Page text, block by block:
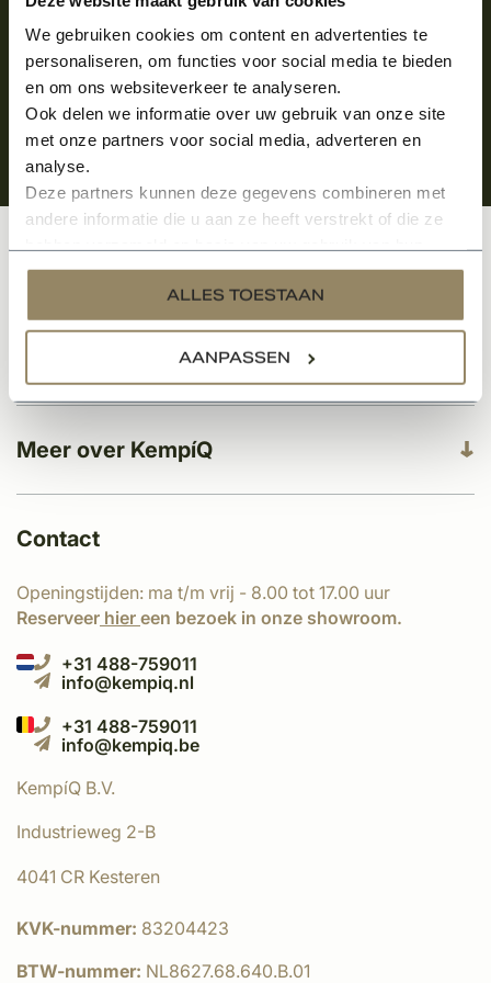
We gebruiken cookies om content en advertenties te
personaliseren, om functies voor social media te bieden
en om ons websiteverkeer te analyseren.
Ook delen we informatie over uw gebruik van onze site
met onze partners voor social media, adverteren en
analyse.
Deze partners kunnen deze gegevens combineren met
andere informatie die u aan ze heeft verstrekt of die ze
services.
ALLES TOESTAAN
AANPASSEN
Meer over KempíQ
Klantenservice
Contact
Openingstijden: ma t/m vrij - 8.00 tot 17.00 uur
Reserveer hier een bezoek in onze showroom.
+31 488-759011
info@kempiq.nl
+31 488-759011
info@kempiq.be
KempíQ B.V.
Industrieweg 2-B
4041 CR Kesteren
KVK-nummer: 83204423
BTW-nummer: NL8627.68.640.B.01